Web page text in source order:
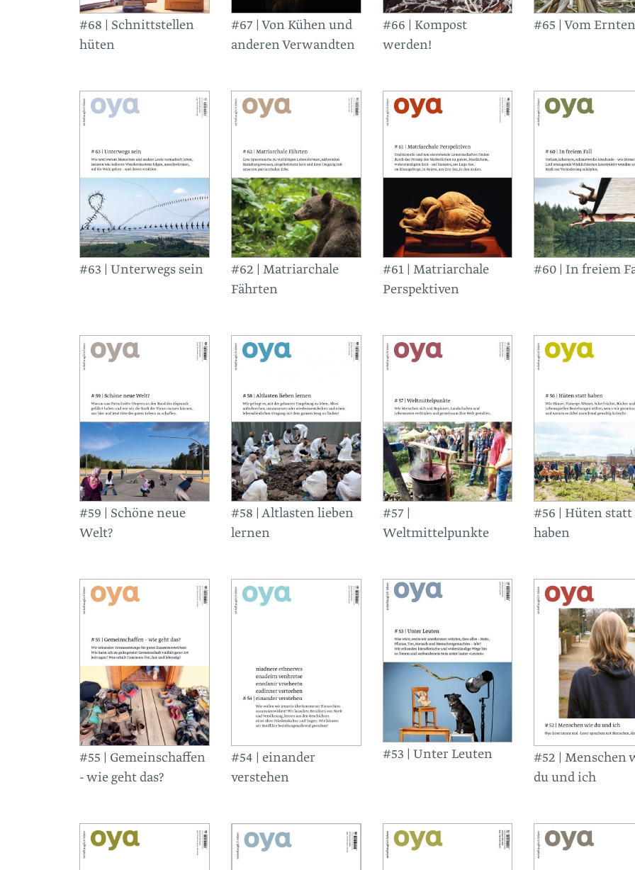
#68 | Schnittstellen
hüten
#67 | Von Kühen und
anderen Verwandten
#66 | Kompost
werden!
#65 | Vom
#63 | Unterwegs sein
#62 | Matriarchale
Fährten
#61 | Matriarchale
Perspektiven
#60 | In freiem
#59 | Schöne neue
Welt?
#58 | Altlasten lieben
lernen
#57 |
Weltmittelpunkte
#56 | Hüten statt
haben
#55 | Gemeinschaffen
- wie geht das?
#54 | einander
verstehen
#53 | Unter Leuten
#52 | Menschen
du und ich